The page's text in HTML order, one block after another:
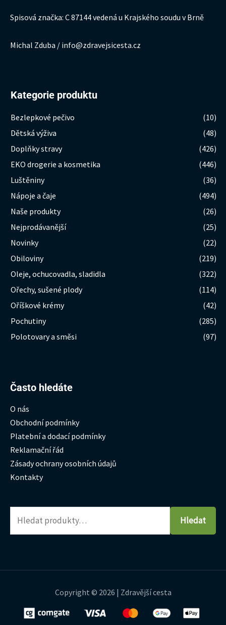
Spisová značka: C 87144 vedená u Krajského soudu v Brně
Michal Zduba / info@zdravejsicesta.cz
Kategorie produktu
Bezlepkové pečivo
(10)
Dětská výživa
(48)
Doplňky stravy
(426)
EKO drogerie a kosmetika
(446)
Luštěniny
(36)
Nápoje a čaje
(494)
Naše produkty
(26)
Nejprodávanější
(25)
Novinky
(22)
Obiloviny
(219)
Oleje, ochucovadla, sladidla
(322)
Ořechy, sušené plody
(114)
Oříškové krémy
(42)
Pochutiny
(285)
Polotovary a směsi
(97)
Často hledáte
O nás
Obchodní podmínky
Platební a dodací podmínky
Reklamační řád
Zásady ochrany osobních údajů
Kontakty
Hledat:
Hledat
Copyright © 2026 | Zdravější cesta